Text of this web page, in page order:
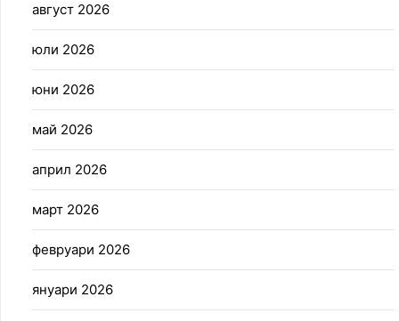
август 2026
юли 2026
юни 2026
май 2026
април 2026
март 2026
февруари 2026
януари 2026